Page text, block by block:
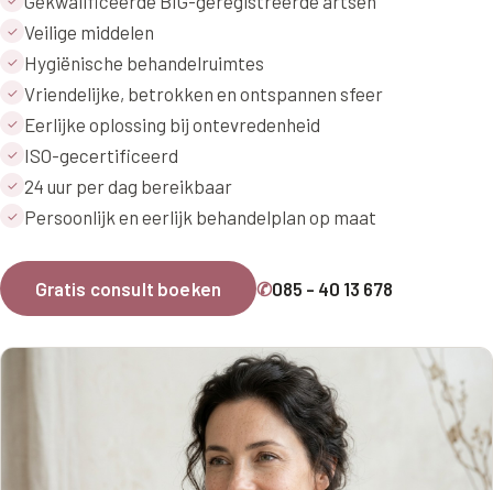
✓ Veilige middelen
✓ Hygiënische behandelruimtes
✓ Vriendelijke, betrokken en ontspannen sfeer
✓ Eerlijke oplossing bij ontevredenheid
✓ ISO-gecertificeerd
✓ 24 uur per dag bereikbaar
✓ Persoonlijk en eerlijk behandelplan op maat
Gratis consult boeken ✆085 - 40 13 678